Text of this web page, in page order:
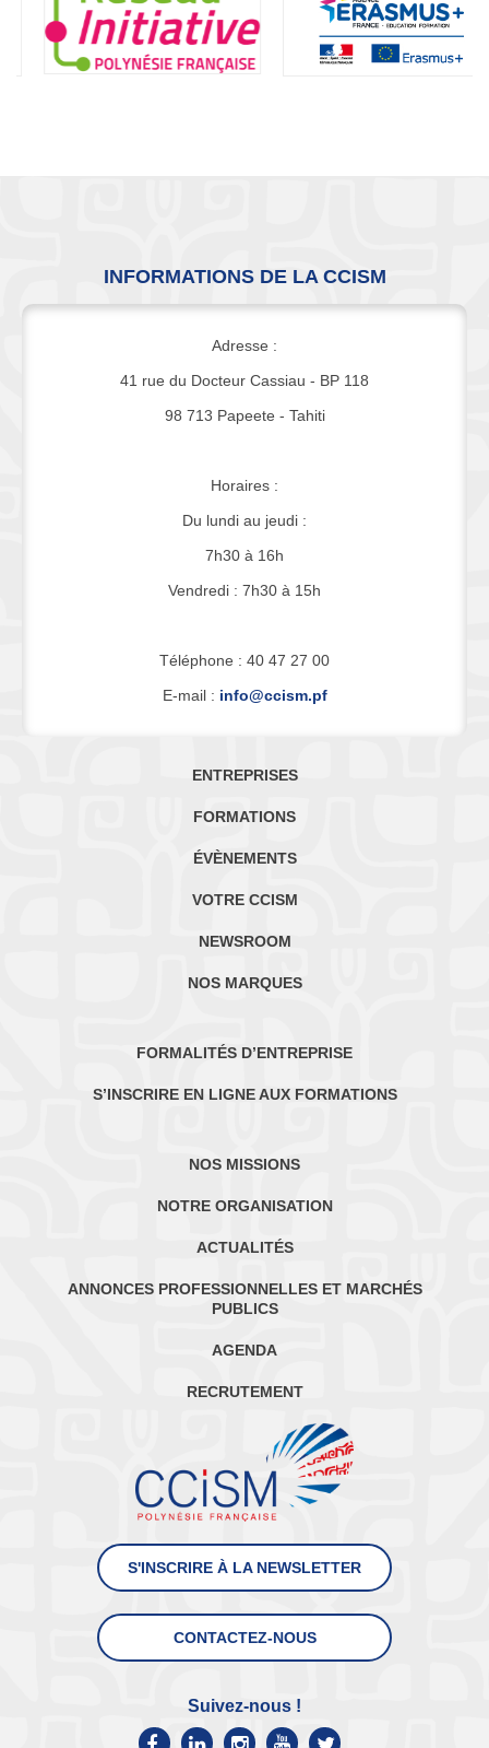
INFORMATIONS DE LA CCISM
Adresse :
41 rue du Docteur Cassiau - BP 118
98 713 Papeete - Tahiti
Horaires :
Du lundi au jeudi :
7h30 à 16h
Vendredi : 7h30 à 15h
Téléphone : 40 47 27 00
E-mail : info@ccism.pf
ENTREPRISES
FORMATIONS
ÉVÈNEMENTS
VOTRE CCISM
NEWSROOM
NOS MARQUES
FORMALITÉS D’ENTREPRISE
S’INSCRIRE EN LIGNE AUX FORMATIONS
NOS MISSIONS
NOTRE ORGANISATION
ACTUALITÉS
ANNONCES PROFESSIONNELLES ET MARCHÉS
PUBLICS
AGENDA
RECRUTEMENT
S'INSCRIRE À LA NEWSLETTER
CONTACTEZ-NOUS
Suivez-nous !